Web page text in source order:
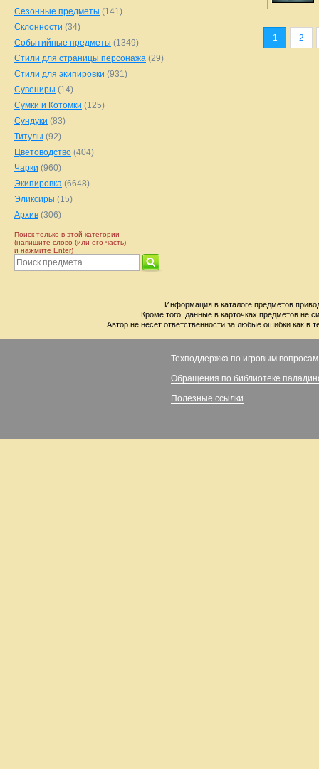
1 2
Сезонные предметы (141)
Склонности (34)
Событийные предметы (1349)
Стили для страницы персонажа (29)
Стили для экипировки (931)
Сувениры (14)
Сумки и Котомки (125)
Сундуки (83)
Титулы (92)
Цветоводство (404)
Чарки (960)
Экипировка (6648)
Эликсиры (15)
Архив (306)
Поиск только в этой категории
(напишите слово (или его часть)
и нажмите Enter)
Информация в каталоге предметов
Кроме того, данные в карточках предметов не
Автор не несет ответственности за любые ошибки как в
Техподдержка по игровым вопросам
Обращения по библиотеке
Полезные ссылки